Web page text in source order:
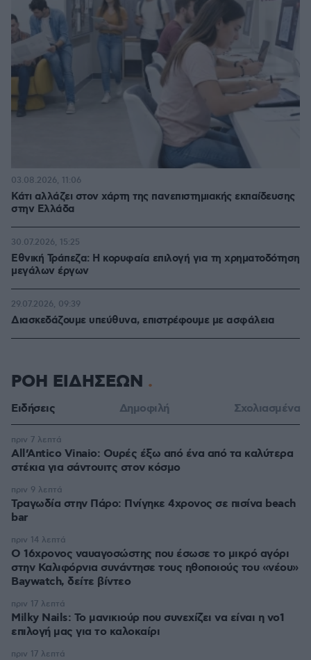
Κάτι αλλάζει στον χάρτη της πανεπιστημιακής εκπαίδευσης
στην Ελλάδα
03.08.2026, 11:06
Εθνική Τράπεζα: Η κορυφαία επιλογή για τη χρηματοδότηση
μεγάλων έργων
30.07.2026, 15:25
Διασκεδάζουμε υπεύθυνα, επιστρέφουμε με ασφάλεια
29.07.2026, 09:39
ΡΟΗ ΕΙΔΗΣΕΩΝ
Ειδήσεις Δημοφιλή Σχολιασμένα
All’Antico Vinaio: Ουρές έξω από ένα από τα καλύτερα
στέκια για σάντουιτς στον κόσμο
πριν 7 λεπτά
Τραγωδία στην Πάρο: Πνίγηκε 4χρονος σε πισίνα beach
bar
πριν 9 λεπτά
Ο 16χρονος ναυαγοσώστης που έσωσε το μικρό αγόρι
στην Καλιφόρνια συνάντησε τους ηθοποιούς του «νέου»
Baywatch, δείτε βίντεο
πριν 14 λεπτά
Milky Nails: Το μανικιούρ που συνεχίζει να είναι η νο1
επιλογή μας για το καλοκαίρι
πριν 17 λεπτά
πριν 17 λεπτά